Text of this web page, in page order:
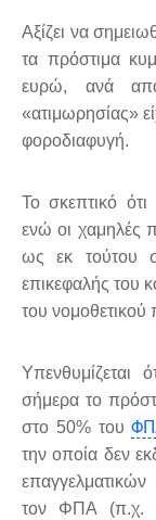
Αξίζει να
τα πρόστιμα
ευρώ, ανά
«ατιμωρησίας»
φοροδιαφυγή.
Το σκεπτικό
ενώ οι χαμηλές
ως εκ τούτου
επικεφαλής του
του νομοθετικού
σήμερα το
στο 50% του
την οποία δεν
τον ΦΠΑ (π.χ.